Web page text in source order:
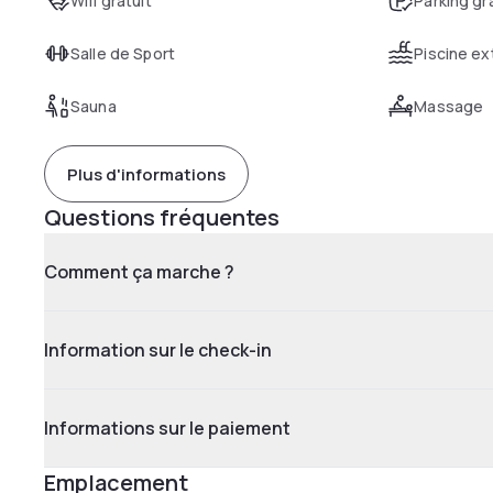
Salle de Sport Piscine
Sauna Massage
Plus d'informations
Questions fréquentes
Comment ça marche ?
Information sur le check-in
Informations sur le paiement
Emplacement